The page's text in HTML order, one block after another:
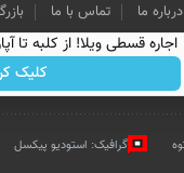
درباره ما تماس با ما
Agency is licensed under
4.0 International
گرافیک: استودیو پیکسل
اجاره
کلیک